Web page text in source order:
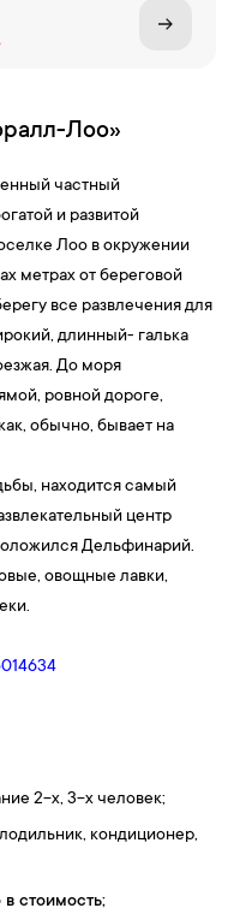
Лоо»
частный
и развитой
Лоо в окружении
метрах от береговой
все развлечения для
длинный- галька
До моря
ровной дороге,
обычно, бывает на
находится самый
центр
Дельфинарий.
овощные лавки,
2-х, 3-х человек;
кондиционер,
стоимость;